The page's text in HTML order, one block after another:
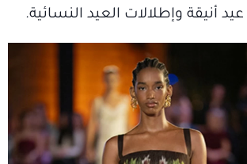
أنيقة وإطلالات العيد النسائية.